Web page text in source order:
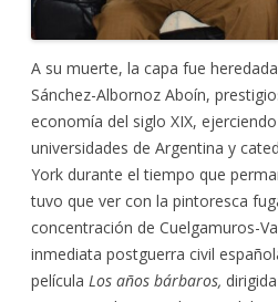
A su muerte, la capa fue
Sánchez-Albornoz Aboín,
economía del siglo XIX,
universidades de Argentina y
York durante el tiempo que
tuvo que ver con la pintoresca
concentración de Cuelgamuros-
inmediata postguerra civil
película Los años bárbaros,